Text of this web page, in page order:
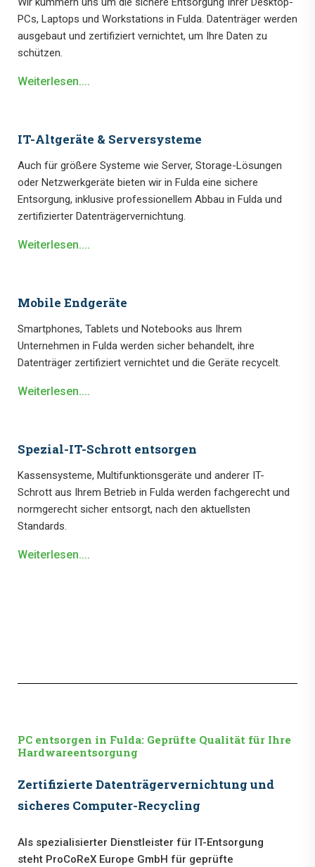
PCs, Laptops und Workstations in Fulda. Datenträger werden
ausgebaut und zertifiziert vernichtet, um Ihre Daten zu
schützen.
Weiterlesen....
IT-Altgeräte & Serversysteme
Auch für größere Systeme wie Server, Storage-Lösungen
oder Netzwerkgeräte bieten wir in Fulda eine sichere
Entsorgung, inklusive professionellem Abbau in Fulda und
zertifizierter Datenträgervernichtung.
Weiterlesen....
Mobile Endgeräte
Smartphones, Tablets und Notebooks aus Ihrem
Unternehmen in Fulda werden sicher behandelt, ihre
Datenträger zertifiziert vernichtet und die Geräte recycelt.
Weiterlesen....
Spezial-IT-Schrott entsorgen
Kassensysteme, Multifunktionsgeräte und anderer IT-
Schrott aus Ihrem Betrieb in Fulda werden fachgerecht und
normgerecht sicher entsorgt, nach den aktuellsten
Standards.
Weiterlesen....
PC entsorgen in Fulda: Geprüfte Qualität für Ihre
Hardwareentsorgung
Zertifizierte Datenträgervernichtung und
sicheres Computer-Recycling
Als spezialisierter Dienstleister für IT-Entsorgung
steht ProCoReX Europe GmbH für geprüfte